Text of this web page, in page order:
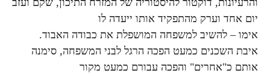
יום אחד וערק מהתפקיד אותו ייעדה לו
אימו – להשיב למשפחה המושפלת את כבודה האבוד.
איבת השכנים כמעט הפכה הרגל לבני המשפחה, סימנה
אותם כ"אחרים" והפכה עבורם כמעט מקור